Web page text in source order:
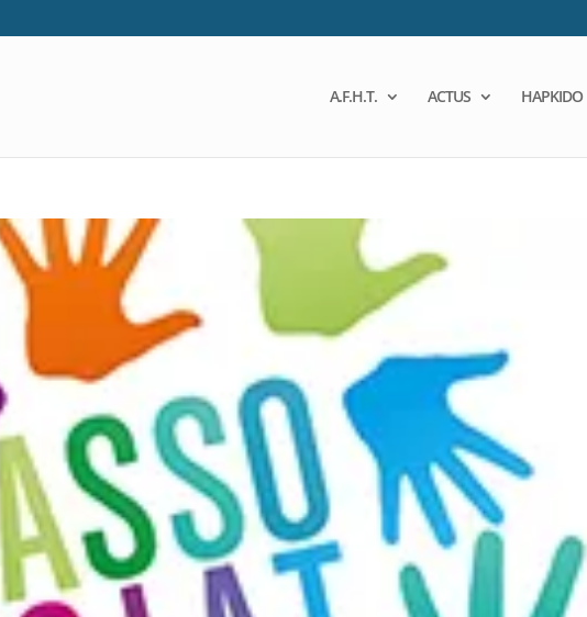
A.F.H.T. ACTUS HAPKIDO